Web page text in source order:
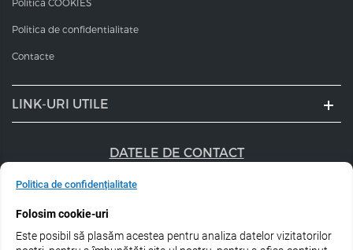
Politica de confidentialitate
Contacte
LINK-URI UTILE
DATELE DE CONTACT
+40 747 056 359
Politica de confidențialitate
Folosim cookie-uri
Este posibil să plasăm acestea pentru analiza datelor vizitatorilor